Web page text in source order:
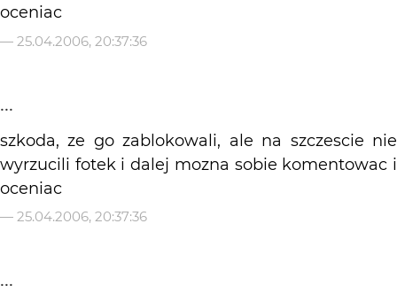
oceniac
— 25.04.2006, 20:37:36
...
szkoda, ze go zablokowali, ale na szczescie nie
wyrzucili fotek i dalej mozna sobie komentowac i
oceniac
— 25.04.2006, 20:37:36
...